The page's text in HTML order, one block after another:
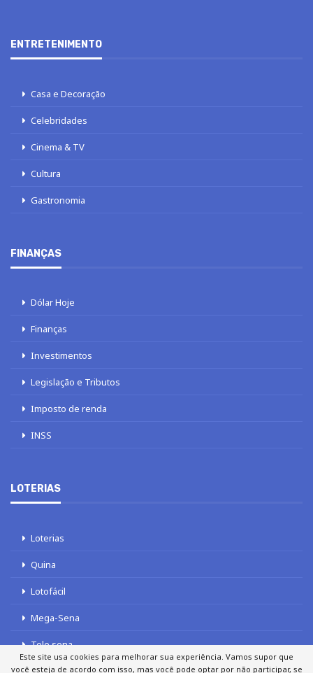
ENTRETENIMENTO
Casa e Decoração
Celebridades
Cinema & TV
Cultura
Gastronomia
FINANÇAS
Dólar Hoje
Finanças
Investimentos
Legislação e Tributos
Imposto de renda
INSS
LOTERIAS
Loterias
Quina
Lotofácil
Mega-Sena
Tele sena
Este site usa cookies para melhorar sua experiência. Vamos supor que
você esteja de acordo com isso, mas você pode optar por não participar, se